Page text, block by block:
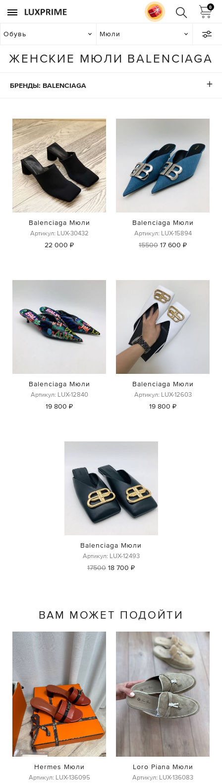
0
Обувь Мюли
ЖЕНСКИЕ МЮЛИ BALENCIAGA
БРЕНДЫ: BALENCIAGA
Balenciaga Мюли
Артикул: LUX-30432
22 000 ₽
Balenciaga Мюли
Артикул: LUX-15894
15500 17 600 ₽
Balenciaga Мюли
Артикул: LUX-12840
19 800 ₽
Balenciaga Мюли
Артикул: LUX-12603
19 800 ₽
Balenciaga Мюли
Артикул: LUX-12493
17500 18 700 ₽
ВАМ МОЖЕТ ПОДОЙТИ
Hermes Мюли
Артикул: LUX-136095
Loro Piana Мюли
Артикул: LUX-136083